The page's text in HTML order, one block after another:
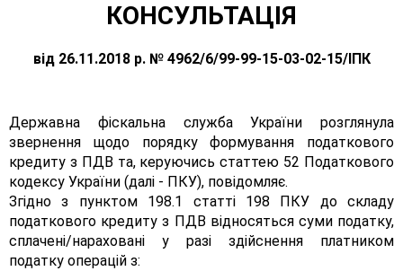
КОНСУЛЬТАЦІЯ
від 26.11.2018 р. № 4962/6/99-99-15-03-02-15/ІПК
Державна фіскальна служба України розглянула
звернення щодо порядку формування податкового
кредиту з ПДВ та, керуючись статтею 52 Податкового
кодексу України (далі - ПКУ), повідомляє.
Згідно з пунктом 198.1 статті 198 ПКУ до складу
податкового кредиту з ПДВ відносяться суми податку,
сплачені/нараховані у разі здійснення платником
податку операцій з: